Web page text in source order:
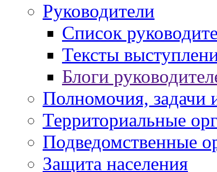
Руководители
Список
Тексты
Блоги
Полномочия, задачи
Территориальные
Подведомственные
Защита населения